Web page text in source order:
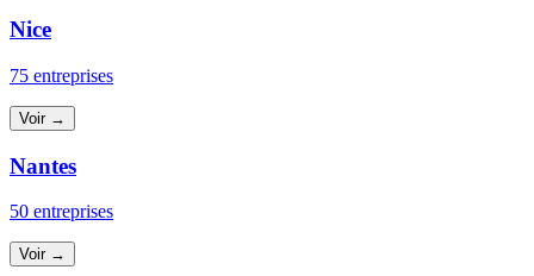
Nice
75 entreprises
Voir →
Nantes
50 entreprises
Voir →